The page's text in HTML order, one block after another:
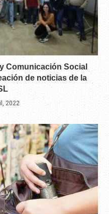
Comunicación Social
de noticias de la
2022